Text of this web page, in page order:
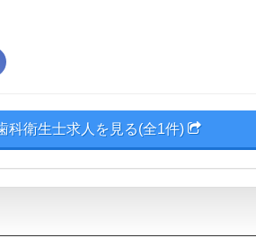
科衛生士求人を見る(全1件)